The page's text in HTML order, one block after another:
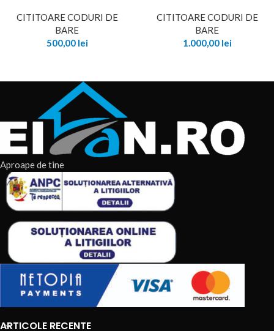
CITITOARE CODURI DE
BARE
500,00 lei
CITITOARE CODURI DE
BARE
1.000,00 lei
Aproape de tine
ARTICOLE RECENTE